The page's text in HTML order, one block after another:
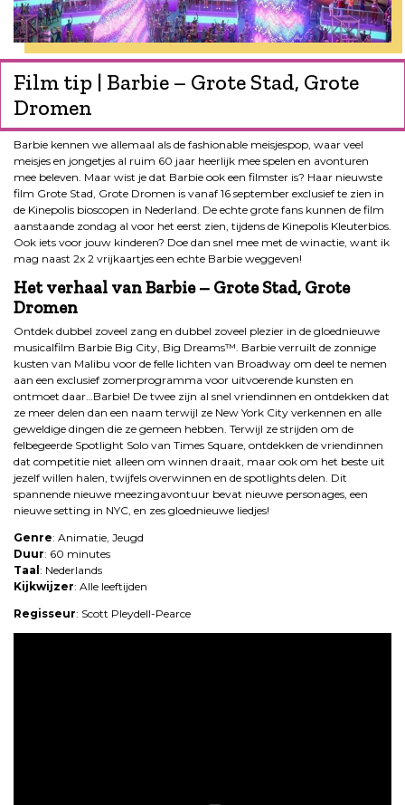
Film tip | Barbie – Grote Stad, Grote
Dromen
Barbie kennen we allemaal als de fashionable meisjespop, waar veel
meisjes en jongetjes al ruim 60 jaar heerlijk mee spelen en avonturen
mee beleven. Maar wist je dat Barbie ook een filmster is? Haar nieuwste
film Grote Stad, Grote Dromen is vanaf 16 september exclusief te zien in
de Kinepolis bioscopen in Nederland. De echte grote fans kunnen de film
aanstaande zondag al voor het eerst zien, tijdens de Kinepolis Kleuterbios.
Ook iets voor jouw kinderen? Doe dan snel mee met de winactie, want ik
mag naast 2x 2 vrijkaartjes een echte Barbie weggeven!
Het verhaal van Barbie – Grote Stad, Grote
Dromen
Ontdek dubbel zoveel zang en dubbel zoveel plezier in de gloednieuwe
musicalfilm Barbie Big City, Big Dreams™. Barbie verruilt de zonnige
kusten van Malibu voor de felle lichten van Broadway om deel te nemen
aan een exclusief zomerprogramma voor uitvoerende kunsten en
ontmoet daar…Barbie! De twee zijn al snel vriendinnen en ontdekken dat
ze meer delen dan een naam terwijl ze New York City verkennen en alle
geweldige dingen die ze gemeen hebben. Terwijl ze strijden om de
felbegeerde Spotlight Solo van Times Square, ontdekken de vriendinnen
dat competitie niet alleen om winnen draait, maar ook om het beste uit
jezelf willen halen, twijfels overwinnen en de spotlights delen. Dit
spannende nieuwe meezingavontuur bevat nieuwe personages, een
nieuwe setting in NYC, en zes gloednieuwe liedjes!
Genre: Animatie, Jeugd
Duur: 60 minutes
Taal : Nederlands
Kijkwijzer: Alle leeftijden
Regisseur: Scott Pleydell-Pearce